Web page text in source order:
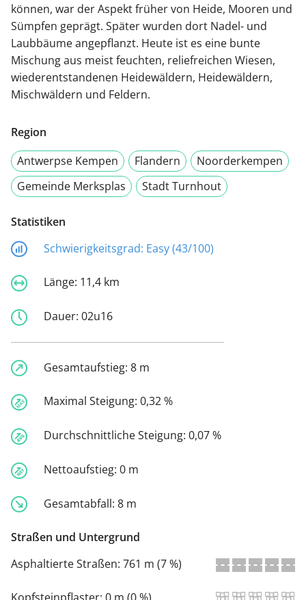
können, war der Aspekt früher von Heide, Mooren und
Sümpfen geprägt. Später wurden dort Nadel- und
Laubbäume angepflanzt. Heute ist es eine bunte
Mischung aus meist feuchten, reliefreichen Wiesen,
wiederentstandenen Heidewäldern, Heidewäldern,
Mischwäldern und Feldern.
Region
Antwerpse Kempen
Flandern
Noorderkempen
Gemeinde Merksplas
Stadt Turnhout
Statistiken
Schwierigkeitsgrad: Easy (43/100)
Länge: 11,4 km
Dauer: 02u16
Gesamtaufstieg: 8 m
Maximal Steigung: 0,32 %
Durchschnittliche Steigung: 0,07 %
Nettoaufstieg: 0 m
Gesamtabfall: 8 m
Straßen und Untergrund
Asphaltierte Straßen: 761 m (7 %)